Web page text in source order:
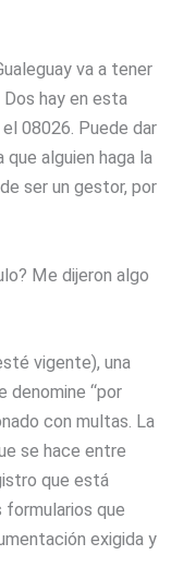
va a tener
hay en esta
08026. Puede dar
alguien haga la
ser un gestor, por
Me dijeron algo
vigente), una
denomine “por
con multas. La
se hace entre
que está
que
exigida y